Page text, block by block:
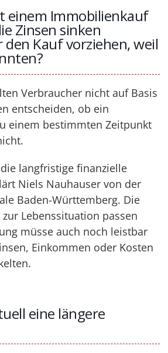
einem Immobilienkauf
Zinsen sinken
Kauf vorziehen, weil
Verbraucher nicht auf Basis
entscheiden, ob ein
einem bestimmten Zeitpunkt
langfristige finanzielle
Niels Nauhauser von der
Baden-Württemberg. Die
Lebenssituation passen
müsse auch noch leistbar
Einkommen oder Kosten
eine längere